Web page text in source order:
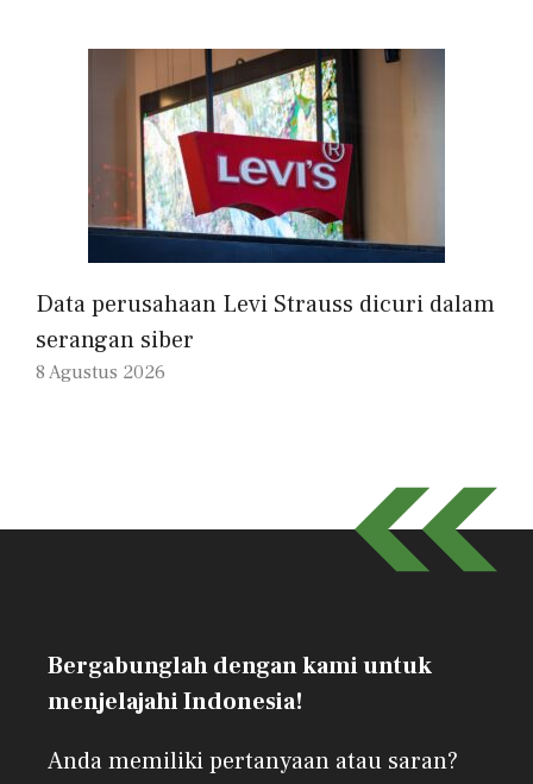
Data perusahaan Levi Strauss dicuri dalam
serangan siber
8 Agustus 2026
Bergabunglah dengan kami untuk
menjelajahi Indonesia!
Anda memiliki pertanyaan atau saran?